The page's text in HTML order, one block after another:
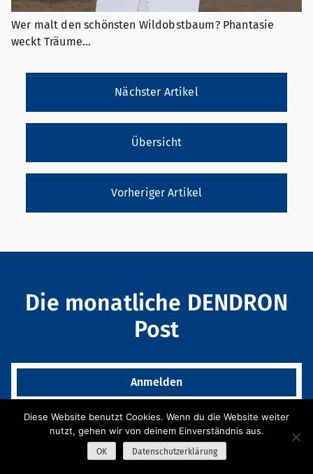
Wer malt den schönsten Wildobstbaum? Phantasie
weckt Träume...
Nächster Artikel
Übersicht
Vorheriger Artikel
Die monatliche DENDRON
Post
Anmelden
Diese Website benutzt Cookies. Wenn du die Website weiter
nutzt, gehen wir von deinem Einverständnis aus.
OK Datenschutzerklärung